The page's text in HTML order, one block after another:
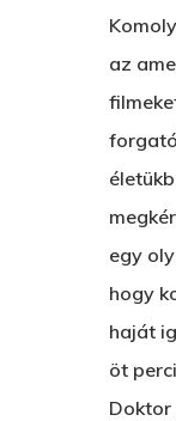
az
egy
hogy
haját
öt
Doktor